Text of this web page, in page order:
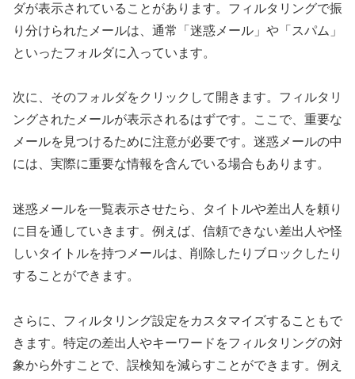
ダが表示されていることがあります。フィルタリングで振
り分けられたメールは、通常「迷惑メール」や「スパム」
といったフォルダに入っています。
次に、そのフォルダをクリックして開きます。フィルタリ
ングされたメールが表示されるはずです。ここで、重要な
メールを見つけるために注意が必要です。迷惑メールの中
には、実際に重要な情報を含んでいる場合もあります。
迷惑メールを一覧表示させたら、タイトルや差出人を頼り
に目を通していきます。例えば、信頼できない差出人や怪
しいタイトルを持つメールは、削除したりブロックしたり
することができます。
さらに、フィルタリング設定をカスタマイズすることもで
きます。特定の差出人やキーワードをフィルタリングの対
象から外すことで、誤検知を減らすことができます。例え